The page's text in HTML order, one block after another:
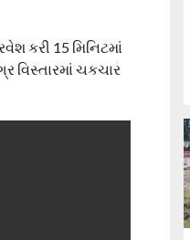
કરી 15 મિનિટમાં
વિસ્તારમાં ચકચાર